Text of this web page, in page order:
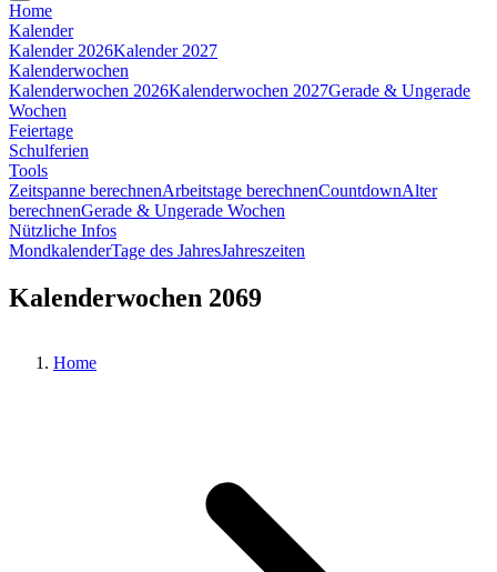
Home
Kalender
Kalender 2026Kalender 2027
Kalenderwochen
Kalenderwochen 2026Kalenderwochen 2027Gerade & Ungerade
Wochen
Feiertage
Schulferien
Tools
Zeitspanne berechnenArbeitstage berechnenCountdownAlter
berechnenGerade & Ungerade Wochen
Nützliche Infos
MondkalenderTage des JahresJahreszeiten
Kalenderwochen 2069
Home